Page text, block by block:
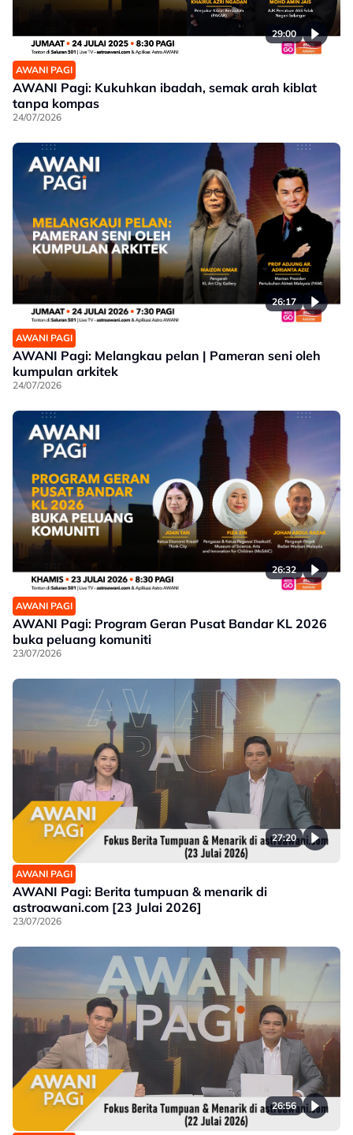
29:00
AWANI PAGI
AWANI Pagi: Kukuhkan ibadah, semak arah kiblat
tanpa kompas
24/07/2026
26:17
AWANI PAGI
AWANI Pagi: Melangkau pelan | Pameran seni oleh
kumpulan arkitek
24/07/2026
26:32
AWANI PAGI
AWANI Pagi: Program Geran Pusat Bandar KL 2026
buka peluang komuniti
23/07/2026
27:20
AWANI PAGI
AWANI Pagi: Berita tumpuan & menarik di
astroawani.com [23 Julai 2026]
23/07/2026
26:56